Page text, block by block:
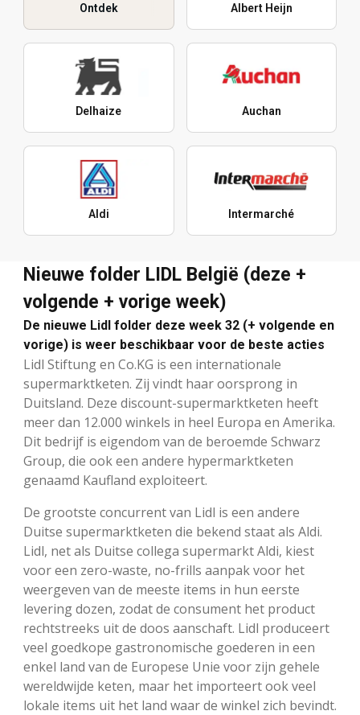
Ontdek Albert Heijn
Delhaize Auchan
Aldi Intermarché
Nieuwe folder LIDL België (deze +
volgende + vorige week)
De nieuwe Lidl folder deze week 32 (+ volgende en
vorige) is weer beschikbaar voor de beste acties
Lidl Stiftung en Co.KG is een internationale
supermarktketen. Zij vindt haar oorsprong in
Duitsland. Deze discount-supermarktketen heeft
meer dan 12.000 winkels in heel Europa en Amerika.
Dit bedrijf is eigendom van de beroemde Schwarz
Group, die ook een andere hypermarktketen
genaamd Kaufland exploiteert.
De grootste concurrent van Lidl is een andere
Duitse supermarktketen die bekend staat als Aldi.
Lidl, net als Duitse collega supermarkt Aldi, kiest
voor een zero-waste, no-frills aanpak voor het
weergeven van de meeste items in hun eerste
levering dozen, zodat de consument het product
rechtstreeks uit de doos aanschaft. Lidl produceert
veel goedkope gastronomische goederen in een
enkel land van de Europese Unie voor zijn gehele
wereldwijde keten, maar het importeert ook veel
lokale items uit het land waar de winkel zich bevindt.